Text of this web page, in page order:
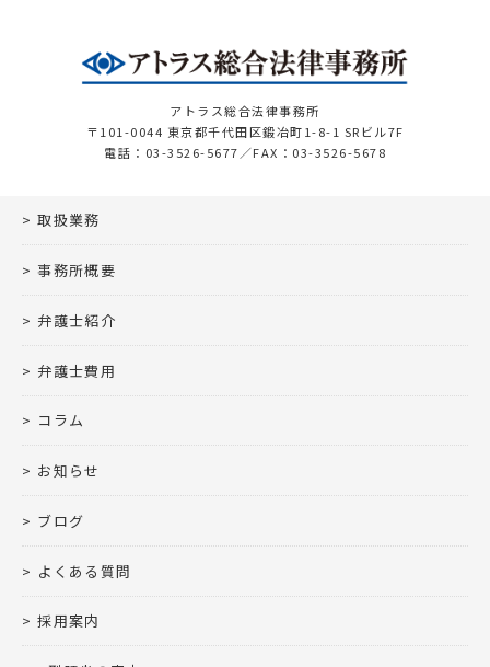
アトラス総合法律事務所
〒101-0044 東京都千代田区鍛冶町1-8-1 SRビル7F
電話：03-3526-5677／FAX：03-3526-5678
取扱業務
事務所概要
弁護士紹介
弁護士費用
コラム
お知らせ
ブログ
よくある質問
採用案内